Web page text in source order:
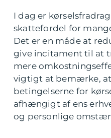
I dag er
skattefordel for
Det er en måde at
give incitament til at
mere
vigtigt at bemærke,
betingelserne for
afhængigt af ens
og personlige